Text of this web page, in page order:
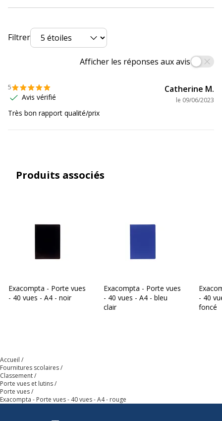
Poids du produit 150 g
320 mm
Filtrer
Afficher les réponses aux avis
5
Avis vérifié
Catherine M.
le 09/06/2023
Très bon rapport qualité/prix
Produits associés
Exacompta - Porte vues
- 40 vues - A4 - noir
Exacompta - Porte vues
- 40 vues - A4 - bleu
clair
- 40
foncé
Accueil
Fournitures scolaires
Classement
Porte vues et lutins
Porte vues
Exacompta - Porte vues - 40 vues - A4 - rouge